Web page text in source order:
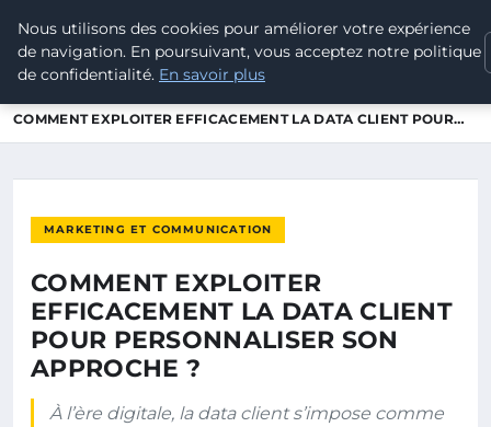
POUVOIR OUVRIER
COMMENT EXPLOITER EFFICACEMENT LA DATA CLIENT POUR…
MARKETING ET COMMUNICATION
COMMENT EXPLOITER
EFFICACEMENT LA DATA CLIENT
POUR PERSONNALISER SON
APPROCHE ?
À l’ère digitale, la data client s’impose comme
Nous utilisons des cookies pour améliorer votre expérience
de navigation. En poursuivant, vous acceptez notre politique
de confidentialité. En savoir plus